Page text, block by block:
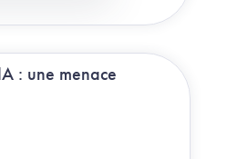
: une menace